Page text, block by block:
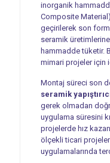
inorganik
Composite
geçirilerek son
seramik
hammadde tüketir.
mimari projeler için
Montaj süreci son
seramik
gerek olmadan
uygulama süresini
projelerde hız
ölçekli ticari
uygulamalarında